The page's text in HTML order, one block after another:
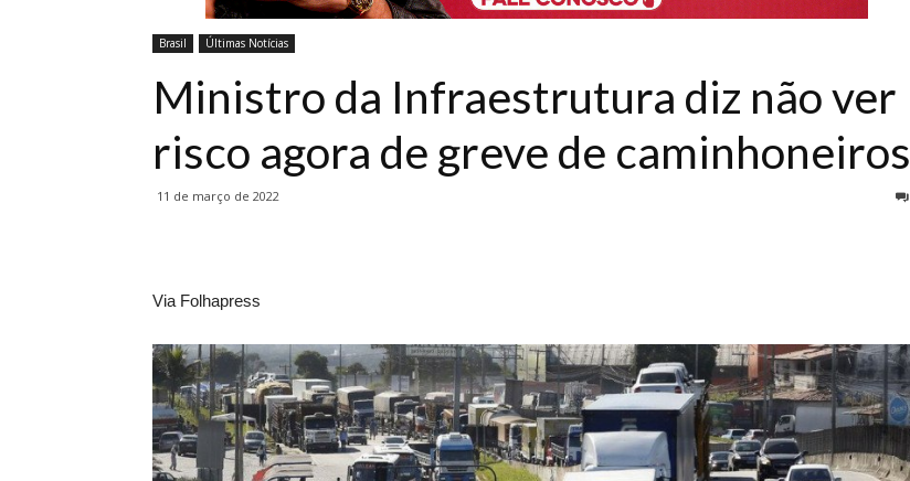
Brasil Últimas Notícias
Ministro da Infraestrutura diz não ver
risco agora de greve de caminhoneiros
11 de março de 2022
Via Folhapress